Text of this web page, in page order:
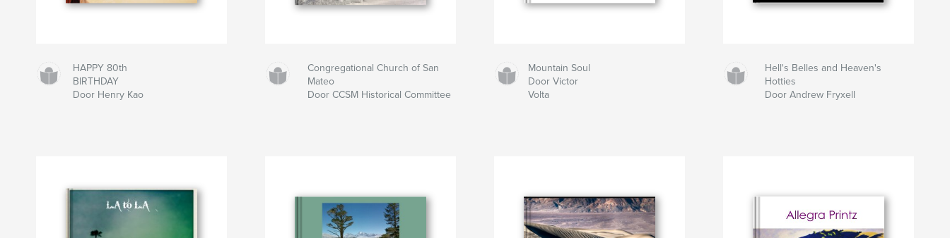
HAPPY 80th
BIRTHDAY
Door Henry Kao
Congregational Church of San
Mateo
Door CCSM Historical Committee
Mountain Soul
Door Victor
Volta
Hell's Belles and Heaven's
Hotties
Door Andrew Fryxell